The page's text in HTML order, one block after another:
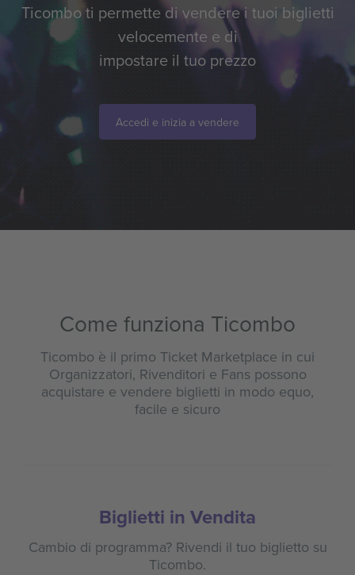
Ticombo ti permette di vendere i tuoi biglietti
velocemente e di
impostare il tuo prezzo
Accedi e inizia a vendere
Come funziona Ticombo
Ticombo è il primo Ticket Marketplace in cui
Organizzatori, Rivenditori e Fans possono
acquistare e vendere biglietti in modo equo,
facile e sicuro
Biglietti in Vendita
Cambio di programma? Rivendi il tuo biglietto su
Ticombo.